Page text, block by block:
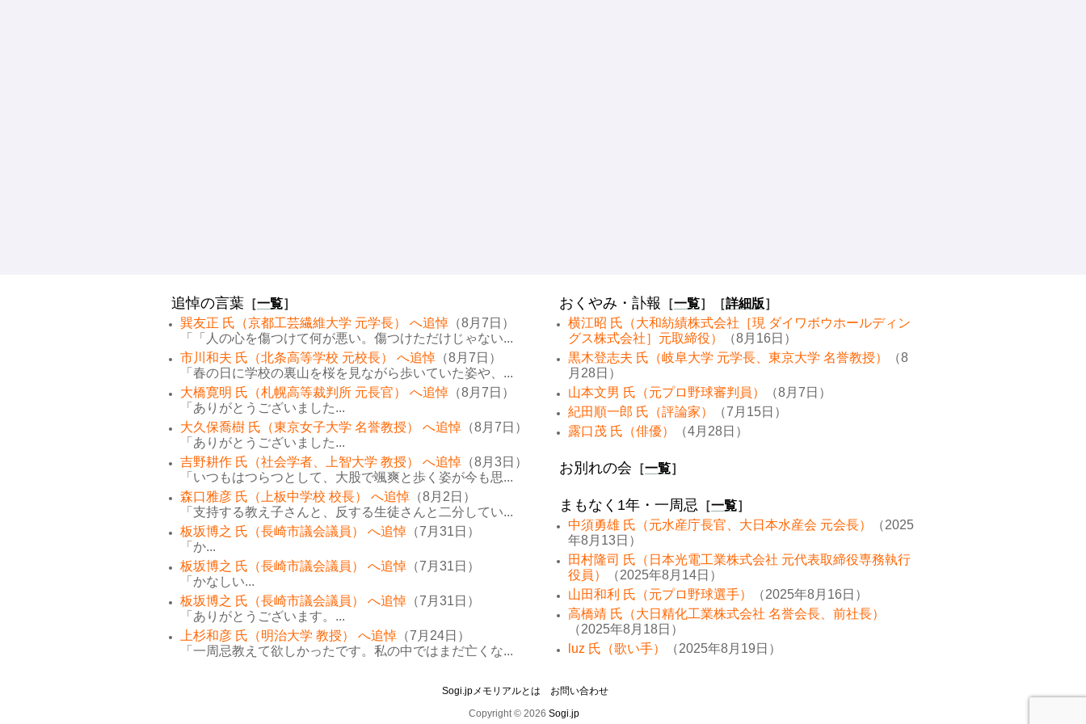
追悼の言葉 ［一覧］
巽友正 氏（京都工芸繊維大学 元学長） へ追悼 （8月7日）
「「人の心を傷つけて何が悪い。傷つけただけじゃない...
市川和夫 氏（北条高等学校 元校長） へ追悼 （8月7日）
「春の日に学校の裏山を桜を見ながら歩いていた姿や、...
大橋寛明 氏（札幌高等裁判所 元長官） へ追悼 （8月7日）
「ありがとうございました...
大久保喬樹 氏（東京女子大学 名誉教授） へ追悼 （8月7日）
「ありがとうございました...
吉野耕作 氏（社会学者、上智大学 教授） へ追悼 （8月3日）
「いつもはつらつとして、大股で颯爽と歩く姿が今も思...
森口雅彦 氏（上板中学校 校長） へ追悼 （8月2日）
「支持する教え子さんと、反する生徒さんと二分してい...
板坂博之 氏（長崎市議会議員） へ追悼 （7月31日）
「か...
板坂博之 氏（長崎市議会議員） へ追悼 （7月31日）
「かなしい...
板坂博之 氏（長崎市議会議員） へ追悼 （7月31日）
「ありがとうございます。...
上杉和彦 氏（明治大学 教授） へ追悼 （7月24日）
「一周忌教えて欲しかったです。私の中ではまだ亡くな...
おくやみ・訃報 ［一覧］［詳細版］
横江昭 氏（大和紡績株式会社［現 ダイワボウホールディン
グス株式会社］元取締役）
（8月16日）
黒木登志夫 氏（岐阜大学 元学長、東京大学 名誉教授）
（8
月28日）
山本文男 氏（元プロ野球審判員）
（8月7日）
紀田順一郎 氏（評論家）
（7月15日）
露口茂 氏（俳優）
（4月28日）
お別れの会 ［一覧］
まもなく1年・一周忌 ［一覧］
中須勇雄 氏（元水産庁長官、大日本水産会 元会長）
（2025
年8月13日）
田村隆司 氏（日本光電工業株式会社 元代表取締役専務執行
役員）
（2025年8月14日）
山田和利 氏（元プロ野球選手）
（2025年8月16日）
高橋靖 氏（大日精化工業株式会社 名誉会長、前社長）
（2025年8月18日）
luz 氏（歌い手）
（2025年8月19日）
Sogi.jpメモリアルとは
お問い合わせ
Copyright © 2026 Sogi.jp